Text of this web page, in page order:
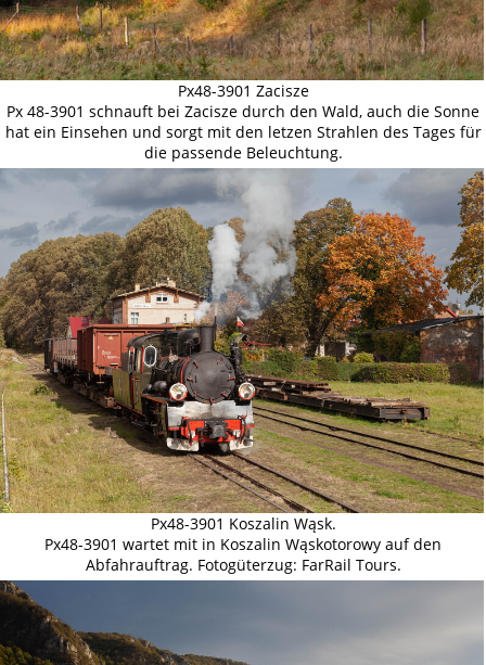
Px48-3901 Zacisze
Px 48-3901 schnauft bei Zacisze durch den Wald, auch die Sonne
hat ein Einsehen und sorgt mit den letzen Strahlen des Tages für
die passende Beleuchtung.
Px48-3901 Koszalin Wąsk.
Px48-3901 wartet mit in Koszalin Wąskotorowy auf den
Abfahrauftrag. Fotogüterzug: FarRail Tours.